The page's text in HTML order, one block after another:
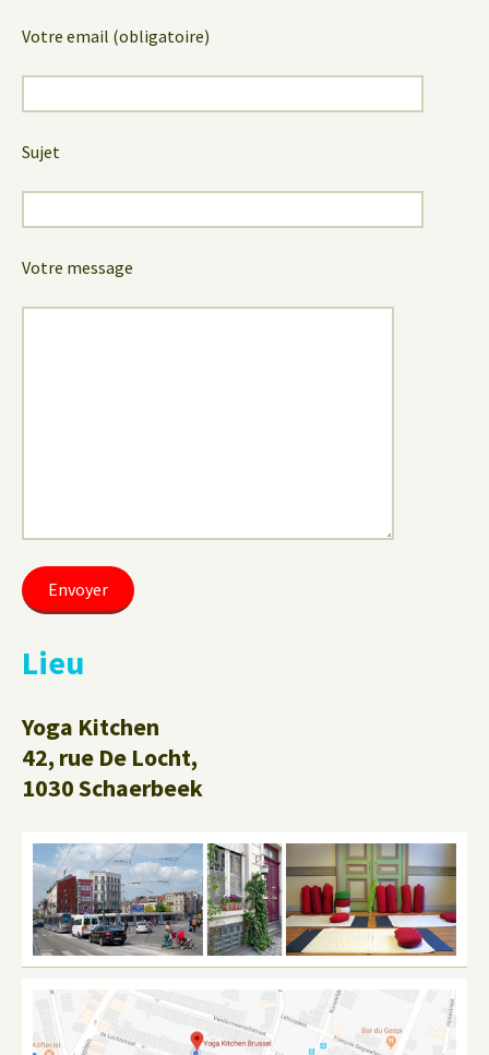
Votre email (obligatoire)
Sujet
Votre message
Lieu
Yoga Kitchen
42, rue De Locht,
1030 Schaerbeek